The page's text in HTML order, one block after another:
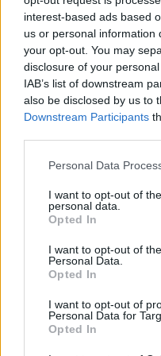
interest-based ads based
us or personal information
your opt-out. You may
disclosure of your
IAB’s list of downstream
also be disclosed by us to
Downstream Participants
Personal Data
I want to opt-out of
personal data.
Opted In
I want to opt-out of
Personal Data.
Opted In
I want to opt-out of
Personal Data for
Opted In
elvégzik az
ugyanannyi az
A legnagyobb verseny a
területén figyelhető
jelentkező juthat egy
900 ezres fizetést
legnagyobb